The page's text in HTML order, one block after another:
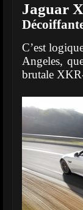
Jaguar
C’est
Angeles,
brutale